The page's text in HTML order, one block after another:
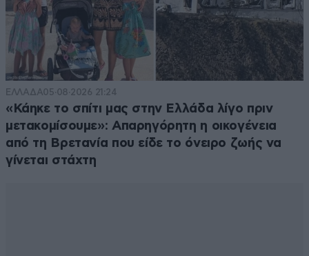
ΕΛΛΑΔΑ05·08·2026 21:24
«Κάηκε το σπίτι μας στην Ελλάδα λίγο πριν
μετακομίσουμε»: Απαρηγόρητη η οικογένεια
από τη Βρετανία που είδε το όνειρο ζωής να
γίνεται στάχτη